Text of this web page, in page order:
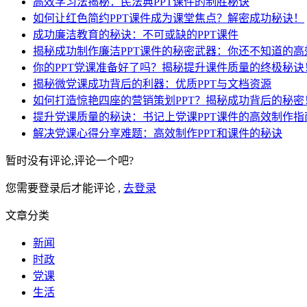
如何让红色简约PPT课件成为课堂焦点？解密成功秘诀！
成功廉洁教育的秘诀：不可或缺的PPT课件
揭秘成功制作廉洁PPT课件的秘密武器：你还不知道的高
你的PPT党课准备好了吗？揭秘提升课件质量的终极秘诀
揭秘微党课成功背后的利器：优质PPT与文档资源
如何打造惊艳四座的营销策划PPT？揭秘成功背后的秘密
提升党课质量的秘诀：书记上党课PPT课件的高效制作指
解决党课心得分享难题：高效制作PPT和课件的秘诀
暂时没有评论,评论一个吧?
您需要登录后才能评论 , 去登录
文章分类
新闻
时政
党课
生活